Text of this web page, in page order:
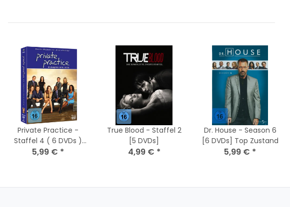
Private Practice -
Staffel 4 ( 6 DVDs )
DVD - Top Zustand
5,99 € *
True Blood - Staffel 2
[5 DVDs]
4,99 € *
Dr. House - Season 6
[6 DVDs] Top Zustand
5,99 € *